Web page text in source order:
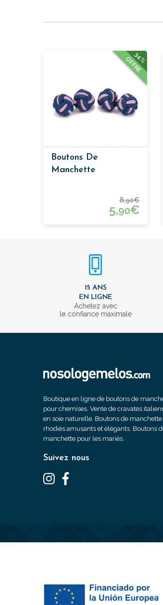
34%
OFFRE
Boutons De
Manchette
8,90€
5,90€
15 ANS
EN LIGNE
Achetez avec
le confiance maximale
Boutique en ligne de boutons de
pour chemises. Vente de cravates
en soie naturelle. Boutons de manchette
rhodiés amusants et élégants. Boutons
manchette pour les mariés.
Suivez nous